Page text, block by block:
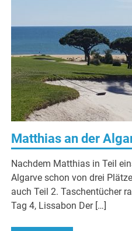
Matthias an der
Nachdem Matthias in Teil
Algarve schon von drei
auch Teil 2. Taschentücher
Tag 4, Lissabon Der […]